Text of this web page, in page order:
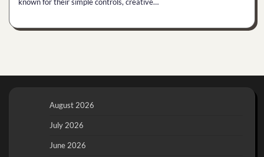
August 2026
July 2026
June 2026